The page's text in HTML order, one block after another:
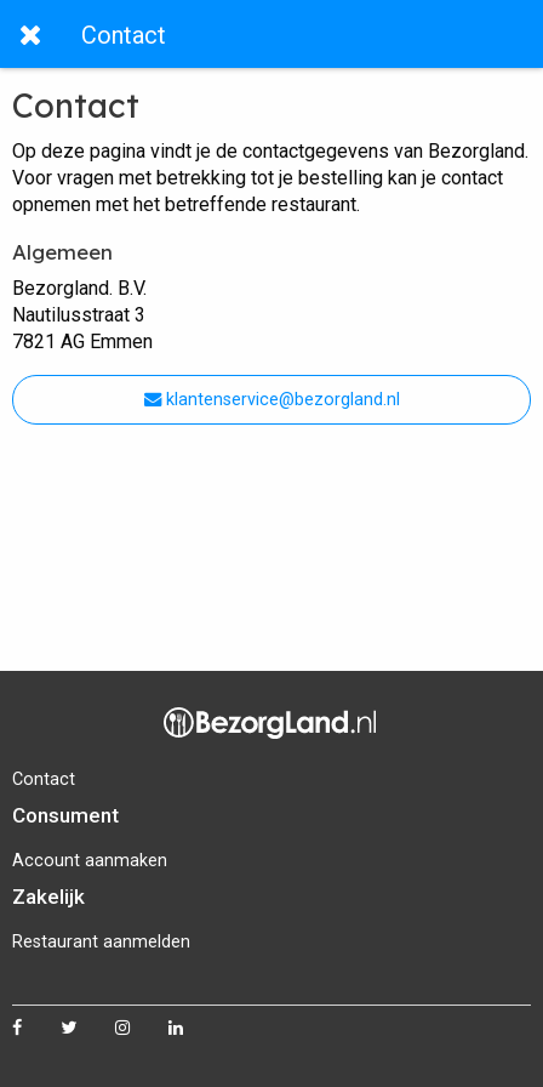
Contact
Contact
Op deze pagina vindt je de contactgegevens van Bezorgland.
Voor vragen met betrekking tot je bestelling kan je contact
opnemen met het betreffende restaurant.
Algemeen
Bezorgland. B.V.
Nautilusstraat 3
7821 AG Emmen
klantenservice@bezorgland.nl
Contact
Consument
Account aanmaken
Zakelijk
Restaurant aanmelden